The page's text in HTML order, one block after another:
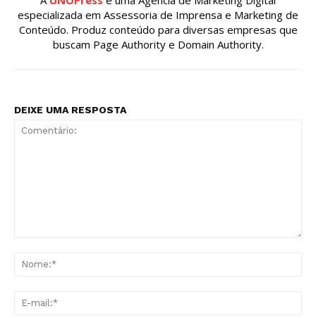
especializada em Assessoria de Imprensa e Marketing de
Conteúdo. Produz conteúdo para diversas empresas que
buscam Page Authority e Domain Authority.
DEIXE UMA RESPOSTA